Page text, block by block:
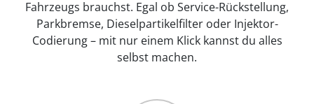
Fahrzeugs brauchst. Egal ob Service-Rückstellung,
Parkbremse, Dieselpartikelfilter oder Injektor-
Codierung – mit nur einem Klick kannst du alles
selbst machen.